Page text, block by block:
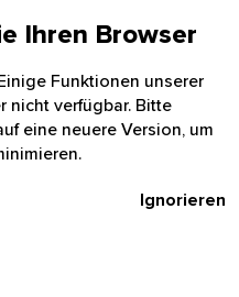
Ihren Browser
Funktionen unserer
nicht verfügbar. Bitte
eine neuere Version, um
Ignorieren